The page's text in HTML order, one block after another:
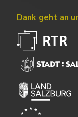
Dank geht an